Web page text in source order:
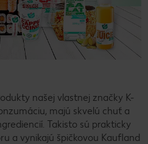
našej vlastnej značky K-
majú skvelú chuť a
Takisto sú prakticky
a vynikajú špičkovou Kaufland